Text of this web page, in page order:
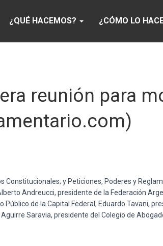
¿QUÉ HACEMOS? ¿CÓMO LO
reunión para
Constitucionales; y Peticiones, Poderes y
Andreucci, presidente de la Federación
de la Capital Federal; Eduardo Tavani,
Saravia, presidente del Colegio de